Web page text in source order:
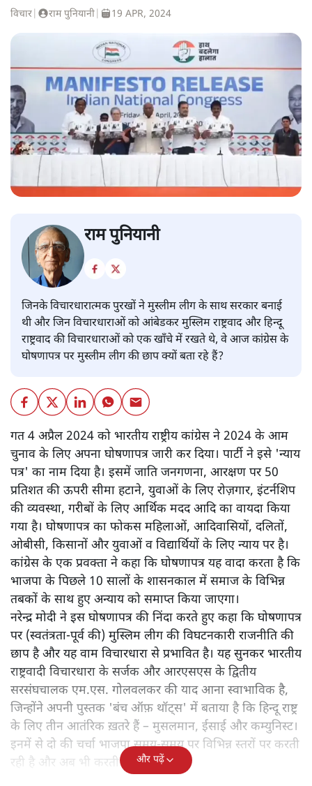
विचार राम पुनियानी 19 APR, 2024
राम पुनियानी
जिनके विचारधारात्मक पुरखों ने मुस्लीम लीग के साथ सरकार बनाई
थी और जिन विचारधाराओं को आंबेडकर मुस्लिम राष्ट्रवाद और हिन्दू
राष्ट्रवाद की विचारधाराओं को एक खाँचे में रखते थे, वे आज कांग्रेस के
घोषणापत्र पर मुस्लीम लीग की छाप क्यों बता रहे हैं?
गत 4 अप्रैल 2024 को भारतीय राष्ट्रीय कांग्रेस ने 2024 के आम
चुनाव के लिए अपना घोषणापत्र जारी कर दिया। पार्टी ने इसे 'न्याय
पत्र' का नाम दिया है। इसमें जाति जनगणना, आरक्षण पर 50
प्रतिशत की ऊपरी सीमा हटाने, युवाओं के लिए रोज़गार, इंटर्नशिप
की व्यवस्था, गरीबों के लिए आर्थिक मदद आदि का वायदा किया
गया है। घोषणापत्र का फोकस महिलाओं, आदिवासियों, दलितों,
ओबीसी, किसानों और युवाओं व विद्यार्थियों के लिए न्याय पर है।
कांग्रेस के एक प्रवक्ता ने कहा कि घोषणापत्र यह वादा करता है कि
भाजपा के पिछले 10 सालों के शासनकाल में समाज के विभिन्न
तबकों के साथ हुए अन्याय को समाप्त किया जाएगा।
नरेन्द्र मोदी ने इस घोषणापत्र की निंदा करते हुए कहा कि घोषणापत्र
पर (स्वतंत्रता-पूर्व की) मुस्लिम लीग की विघटनकारी राजनीति की
छाप है और यह वाम विचारधारा से प्रभावित है। यह सुनकर भारतीय
राष्ट्रवादी विचारधारा के सर्जक और आरएसएस के द्वितीय
सरसंघचालक एम.एस. गोलवलकर की याद आना स्वाभाविक है,
जिन्होंने अपनी पुस्तक 'बंच ऑफ़ थॉट्स' में बताया है कि हिन्दू राष्ट्र
के लिए तीन आतंरिक ख़तरे हैं – मुसलमान, ईसाई और कम्युनिस्ट।
इनमें से दो की चर्चा भाजपा समय-समय पर विभिन्न स्तरों पर करती
रही है और अब भी करती है।
और पढ़ें